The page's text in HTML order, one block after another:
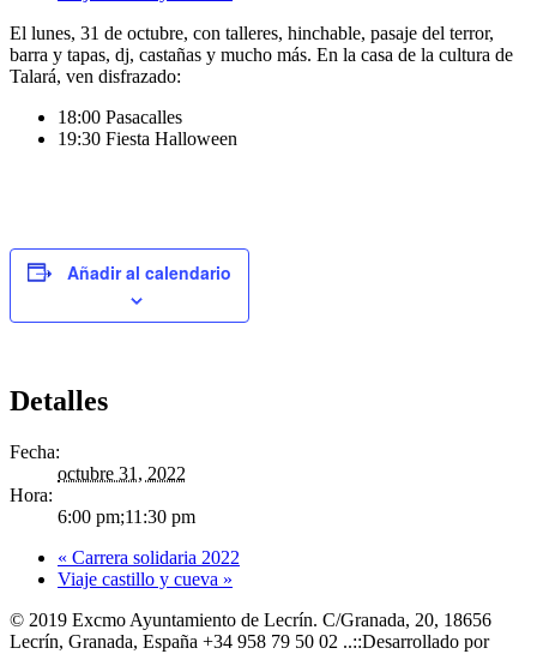
El lunes, 31 de octubre, con talleres, hinchable, pasaje del terror,
barra y tapas, dj, castañas y mucho más. En la casa de la cultura de
Talará, ven disfrazado:
18:00 Pasacalles
19:30 Fiesta Halloween
Añadir al calendario
Detalles
Fecha:
octubre 31, 2022
Hora:
6:00 pm;11:30 pm
« Carrera solidaria 2022
Viaje castillo y cueva »
© 2019 Excmo Ayuntamiento de Lecrín. C/Granada, 20, 18656
Lecrín, Granada, España +34 958 79 50 02 ..::Desarrollado por